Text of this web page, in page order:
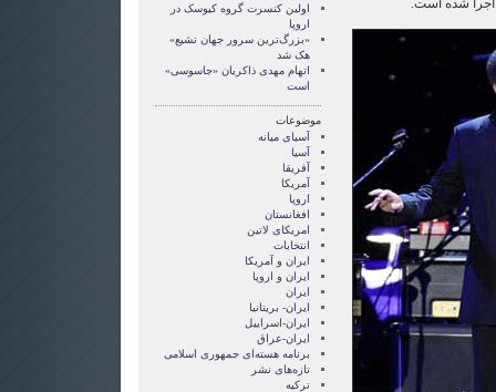
اولین کنسرت گروه کیوسک در
اروپا
«بزرگ‌ترین سرور جهان تشیع»
هک شد
اتهام مهدی ذاکریان «جاسوسی»
است
موضوعات
آسيای ميانه
آسیا
آفریقا
آمریکا
اروپا
افغانستان
امریکای لاتین
انتخابات
ايران و آمريکا
ايران و اروپا
ایران
ایران- بریتانیا
ایران-اسراییل
ایران-عراق
برنامه هسته‌ای جمهوری اسلامی
تازه‌های نشر
ترکیه